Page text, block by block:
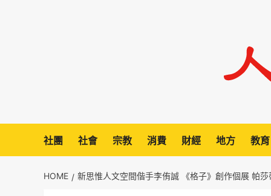
社團 社會 宗教 消費 財經 地方 教育
HOME 新思惟人文空間偕手李侑誠 《格子》創作個展 帕